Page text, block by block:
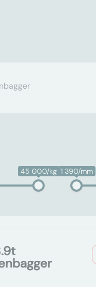
45 000/kg 1 390/mm